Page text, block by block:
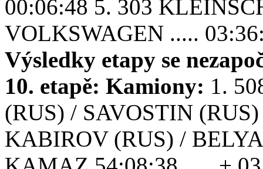
00:06:48 5. 303
VOLKSWAGEN .....
Výsledky etapy se
10. etapě: Kamiony: 1.
(RUS) / SAVOSTIN
KABIROV (RUS) /